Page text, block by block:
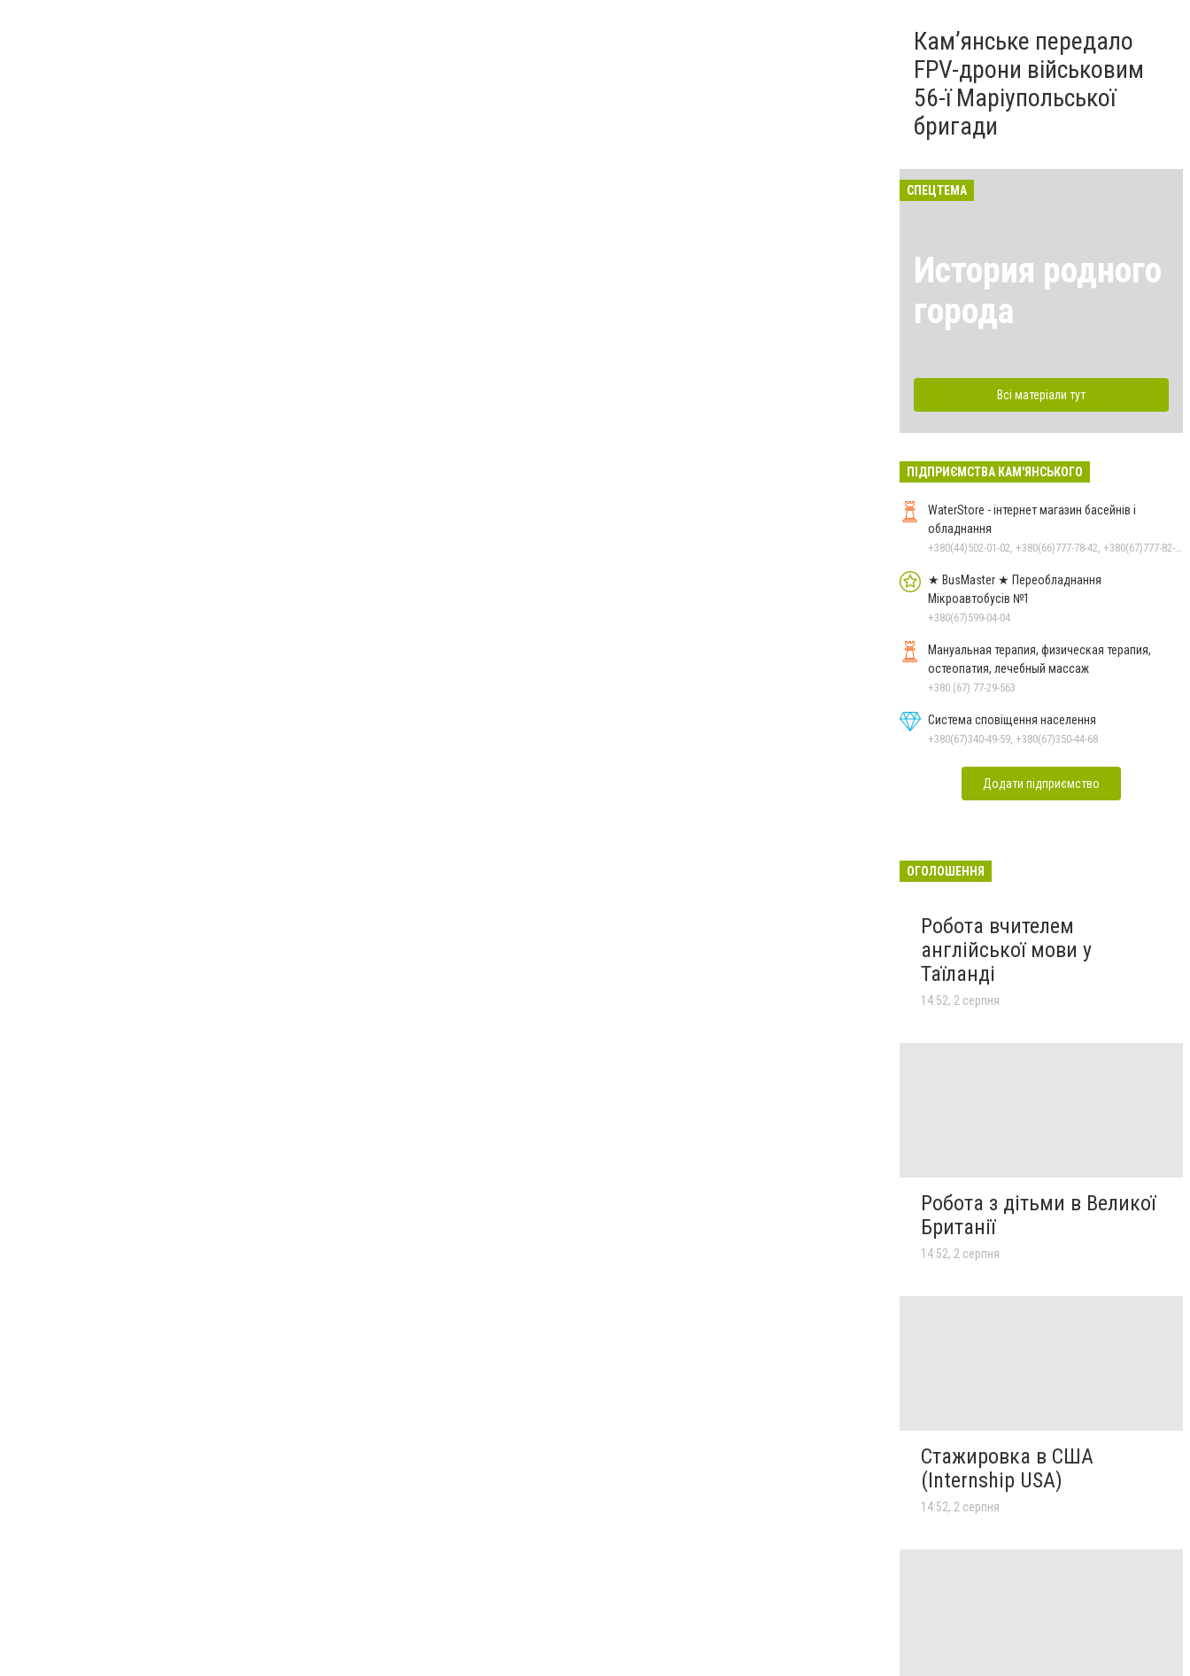
Кам’янське передало
FPV-дрони військовим
56-ї Маріупольської
бригади
СПЕЦТЕМА
История родного
города
Всі матеріали тут
ПІДПРИЄМСТВА КАМ'ЯНСЬКОГО
WaterStore - інтернет магазин басейнів і
обладнання
★ BusMaster ★ Переобладнання
Мікроавтобусів №1
+380(67)599-04-04
Мануальная терапия, физическая терапия,
остеопатия, лечебный массаж
+380 (67) 77-29-563
Система сповіщення населення
+380(67)340-49-59, +380(67)350-44-68
Додати підприємство
ОГОЛОШЕННЯ
Робота вчителем
англійської мови у
Таїланді
14:52, 2 серпня
Робота з дітьми в Великої
Британії
14:52, 2 серпня
Стажировка в США
(Internship USA)
14:52, 2 серпня